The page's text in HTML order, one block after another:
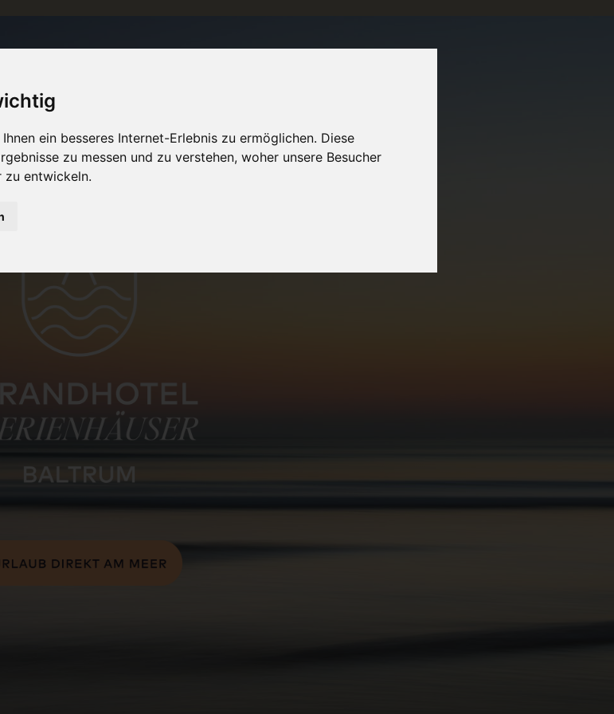
ein besseres Internet-Erlebnis zu ermöglichen. Diese
zu messen und zu verstehen, woher unsere Besucher
zu entwickeln.